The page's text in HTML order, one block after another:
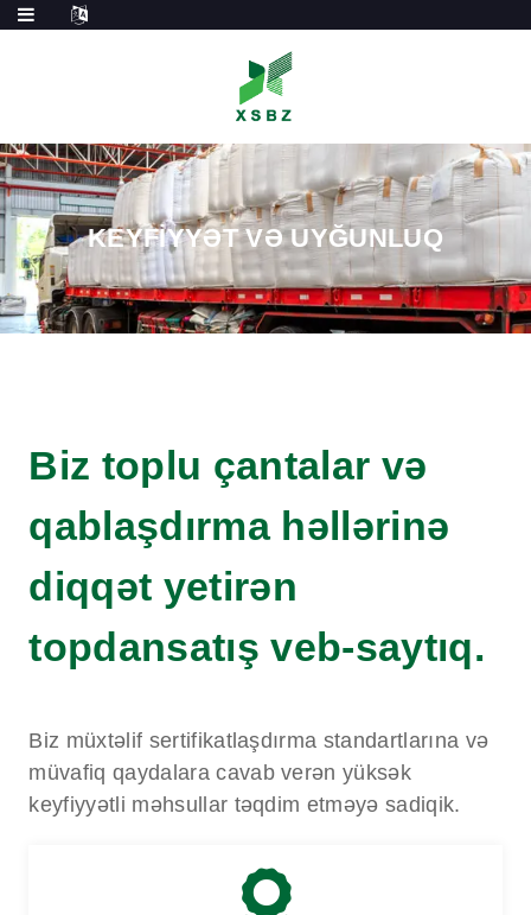
KEYFIYYƏT VƏ UYĞUNLUQ
Biz toplu çantalar və
qablaşdırma həllərinə
diqqət yetirən
topdansatış veb-saytıq.
Biz müxtəlif sertifikatlaşdırma standartlarına və
müvafiq qaydalara cavab verən yüksək
keyfiyyətli məhsullar təqdim etməyə sadiqik.